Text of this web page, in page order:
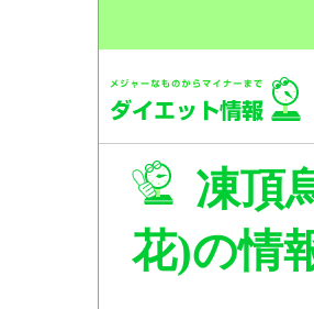
凍頂
花)の情